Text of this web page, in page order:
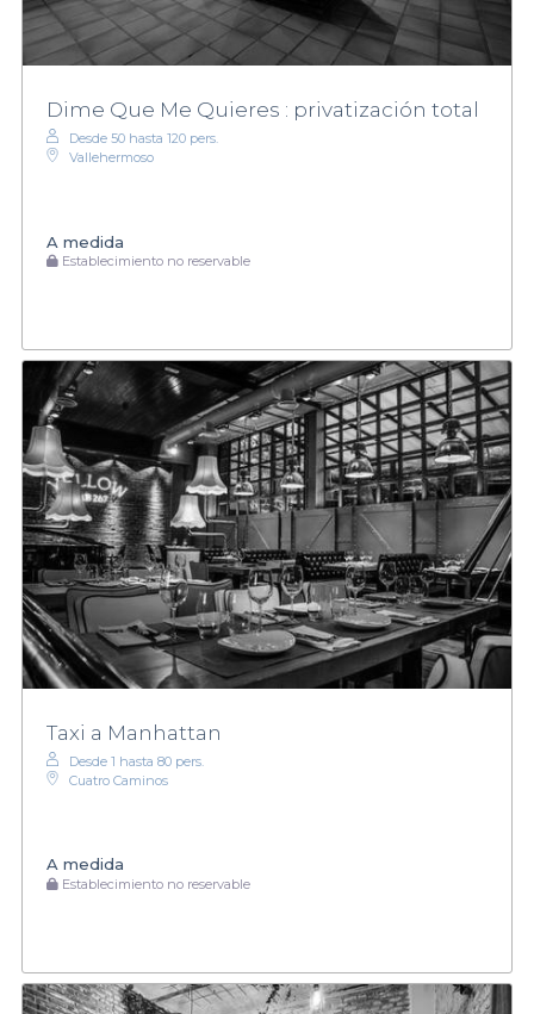
Dime Que Me Quieres : privatización total
Desde 50 hasta 120 pers.
Vallehermoso
A medida
Establecimiento no reservable
Taxi a Manhattan
Desde 1 hasta 80 pers.
Cuatro Caminos
A medida
Establecimiento no reservable